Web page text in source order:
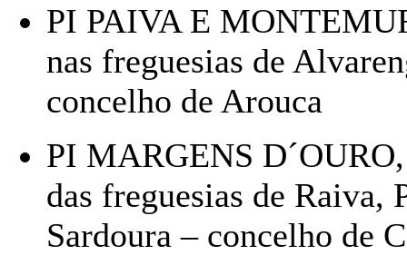
PI PAIVA E
nas freguesias de
concelho de Arouca
PI MARGENS
das freguesias de Raiva,
Sardoura – concelho de